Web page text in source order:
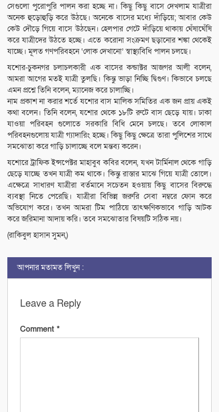
সেগুলো পুরোপুরি পালন করা হচ্ছে না। কিছু কিছু বাসে দেখলাম যাত্রীরা
অনেক হুড়োহুড়ি করে উঠছে। অনেকে বাসের মধ্যে দাঁড়িয়ে; আবার কেউ
কেউ দৌড়ে গিয়ে বাসে উঠছেন। হেলপার গেটে দাঁড়িয়ে থাকায় ঘেঁষাঘেঁষি
করে যাত্রীদের উঠতে হচ্ছে। এতে করোনা সংক্রমণ ছড়ানোর শঙ্কা থেকেই
যাচ্ছে। মূলত গণপরিবহনে ‘লোক দেখানো’ স্বাস্থ্যবিধি পালন চলছে।
যশোর-চুকনগর চলাচলকারী এক বাসের কন্ডাক্টর আজগর আলী বলেন,
আমরা আগের মতই যাত্রী তুলছি। কিন্তু ভাড়া নিচ্ছি দ্বিগুণ। কিভাবে চলছে
এমন প্রশ্নে তিনি বলেন, ম্যানেজ করে চালাচ্ছি।
নাম প্রকাশ না করার শর্তে যশোর বাস মালিক সমিতির এক জন প্রায় একই
কথা বলেন। তিনি বলেন, যশোর থেকে ১৮টি রুটে বাস ছেড়ে যায়। ঢাকা
যাওয়া পরিবহন গুলোতে সরকারি বিধি মেনে চলছে। তবে লোকাল
পরিবহনগুলোয় যাত্রী গ্যাদারিং হচ্ছে। কিছু কিছু ক্ষেত্রে তারা পুলিশের সাথে
সমঝোতা করে গাড়ি চালাচ্ছে বলে মন্তব্য করেন।
যশোরে ট্রাফিক ইন্সপেক্টর মাহাবুব কবির বলেন, যখন টার্মিনাল থেকে গাড়ি
ছেড়ে যাচ্ছে তখন যাত্রী কম থাকে। কিন্তু রাস্তার মাঝে গিয়ে যাত্রী তোলে।
এক্ষেত্রে সাধারণ যাত্রীরা বর্তমানে সচেতন হওয়ায় কিছু বাসের বিরুদ্ধে
ব্যবস্থা নিতে পেরেছি। যাত্রীরা বিভিন্ন জরুরি সেবা নম্বরে ফোন করে
অভিযোগ করে। তখন আমরা টিম পাঠিয়ে তাৎক্ষণিকভাবে গাড়ি আটক
করে জরিমানা আদায় করি। তবে সমঝোতার বিষয়টি সঠিক নয়।
(রাকিবুল হাসান সুমন,)
আপনার মতামত লিখুন :
Leave a Reply
Comment *